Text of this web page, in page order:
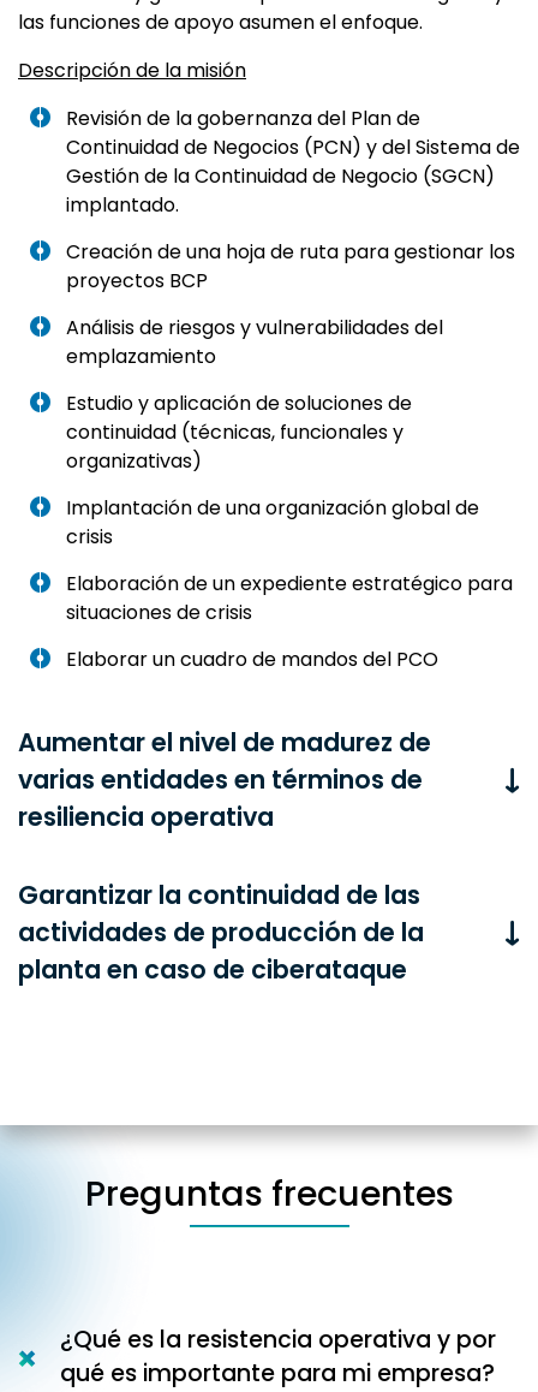
las funciones de apoyo asumen el enfoque.
Descripción de la misión
Revisión de la gobernanza del Plan de
Continuidad de Negocios (PCN) y del Sistema de
Gestión de la Continuidad de Negocio (SGCN)
implantado.
Creación de una hoja de ruta para gestionar los
proyectos BCP
Análisis de riesgos y vulnerabilidades del
emplazamiento
Estudio y aplicación de soluciones de
continuidad (técnicas, funcionales y
organizativas)
Implantación de una organización global de
crisis
Elaboración de un expediente estratégico para
situaciones de crisis
Elaborar un cuadro de mandos del PCO
Aumentar el nivel de madurez de
varias entidades en términos de
resiliencia operativa
Garantizar la continuidad de las
actividades de producción de la
planta en caso de ciberataque
Preguntas frecuentes
¿Qué es la resistencia operativa y por
qué es importante para mi empresa?